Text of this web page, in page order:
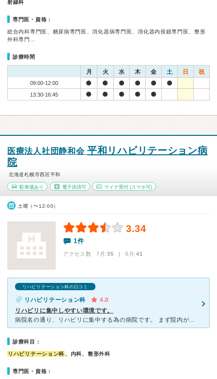
射線科
専門医・資格：
総合内科専門医、糖尿病専門医、消化器病専門医、消化器内視鏡専門医、整形
外科専門…
診療時間
月 火 水 木 金 土 日 祝
09:00-12:00
13:30-16:45
医療法人社団静和会 平和リハビリテーション病
院
北海道札幌市西区平和
駐車場あり 電子決済可 マイナ受付 (スマホ可)
土曜（〜12:00）
3.34
1件
アクセス数 7月:35 | 6月:41
リハビリテーション科の口コミ
リハビリテーション科
4.0
リハビリに集中しやすい環境です。
病院名の通り、リハビリに集中する為の病院です。 まず院内が綺麗で、広々です。車椅子が慣れていない人でも、他の方に迷惑をかけることもなく、移動できます。 病室もベットとベットの間が広く取られてい
診療科目：
リハビリテーション科 、内科、整形外科
専門医・資格：